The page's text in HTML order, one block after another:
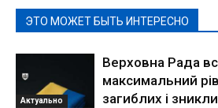
ЭТО МОЖЕТ БЫТЬ ИНТЕРЕСНО
Актуально
Верховна Рада
максимальний
загиблих і